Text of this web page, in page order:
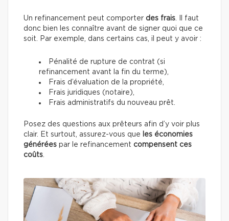
Un refinancement peut comporter des frais. Il faut
donc bien les connaître avant de signer quoi que ce
soit. Par exemple, dans certains cas, il peut y avoir :
Pénalité de rupture de contrat (si
refinancement avant la fin du terme),
Frais d’évaluation de la propriété,
Frais juridiques (notaire),
Frais administratifs du nouveau prêt.
Posez des questions aux prêteurs afin d’y voir plus
clair. Et surtout, assurez-vous que
les économies
générées par le refinancement compensent ces
coûts.